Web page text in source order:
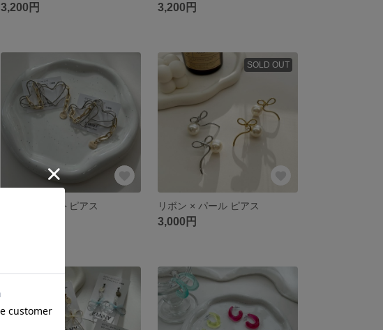
3,200円 3,200円
ワイヤーハートピアス
SOLD OUT
リボン × パール ピアス
3,000円